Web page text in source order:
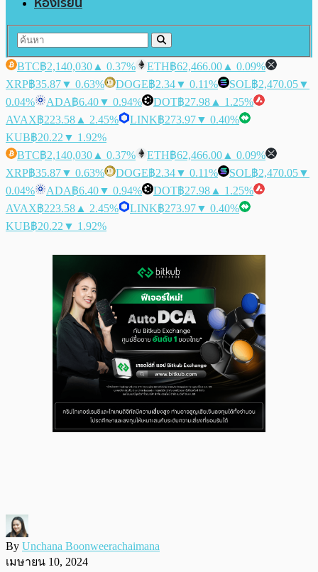
BTC฿2,140,030 ▲ 0.37% ETH฿62,466.00 ▲ 0.09%
XRP฿35.87▼ 0.63% DOGE฿2.34▼ 0.11% SOL฿2,470.05▼
0.04%
ADA฿6.40▼ 0.94% DOT฿27.98 ▲ 1.25%
AVAX฿223.58 ▲ 2.45% LINK฿273.97▼ 0.40%
KUB฿20.22 ▼ 1.92%
BTC฿2,140,030 ▲ 0.37% ETH฿62,466.00 ▲ 0.09%
XRP฿35.87▼ 0.63% DOGE฿2.34▼ 0.11% SOL฿2,470.05▼
0.04%
ADA฿6.40▼ 0.94% DOT฿27.98 ▲ 1.25%
AVAX฿223.58 ▲ 2.45% LINK฿273.97▼ 0.40%
KUB฿20.22 ▼ 1.92%
By Unchana Boonweerachaimana
เมษายน 10, 2024